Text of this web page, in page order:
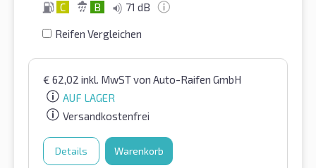
C B 71 dB
Reifen Vergleichen
€ 62,02 inkl. MwSTvon Auto-Raifen GmbH
AUF LAGER
Versandkostenfrei
Details Warenkorb